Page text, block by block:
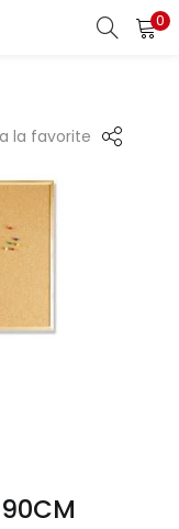
0
REGISTER
la favorite